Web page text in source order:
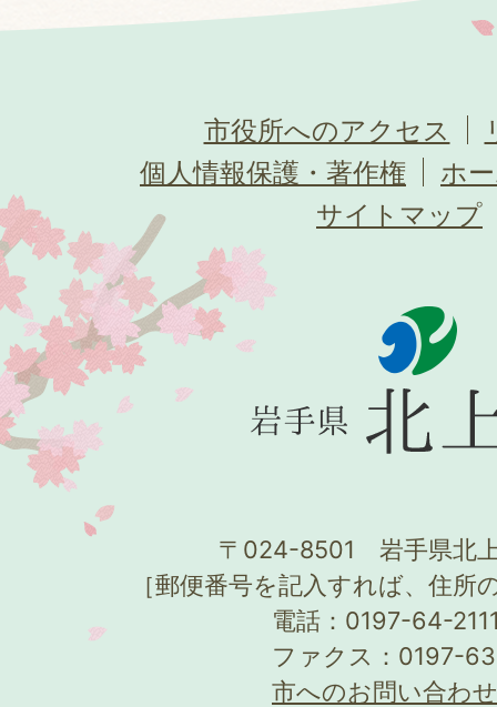
市役所へのアクセス
個人情報保護・著作権
ホ
サイトマップ
〒024-8501 岩手県北
［郵便番号を記入すれば、住所
電話：0197-64-
ファクス：0197-
市へのお問い合わ